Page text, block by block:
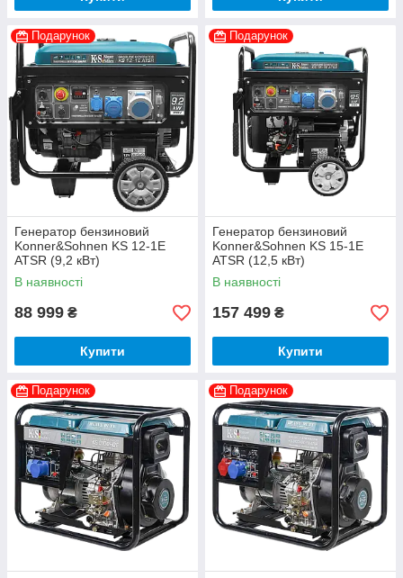
Подарунок
Генератор бензиновий
Konner&Sohnen KS 12-1E
ATSR (9,2 кВт)
В наявності
88 999 ₴
Купити
Подарунок
Генератор бензиновий
Konner&Sohnen KS 15-1E
ATSR (12,5 кВт)
В наявності
157 499 ₴
Купити
Подарунок Подарунок